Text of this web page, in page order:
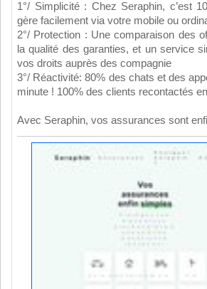
1°/ Simplicité : Chez Seraphin, c’est
gère facilement via votre mobile ou
2°/ Protection : Une comparaison des
la qualité des garanties, et un service
vos droits auprès des compagnie
3°/ Réactivité: 80% des chats et des
minute ! 100% des clients recontactés
Avec Seraphin, vos assurances sont